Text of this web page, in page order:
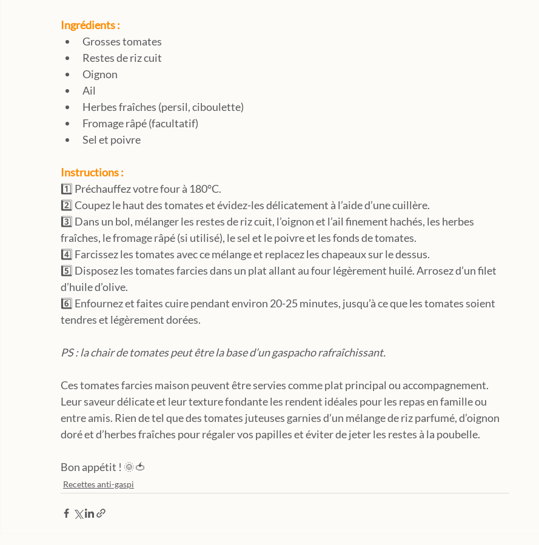
Ingrédients :
Grosses tomates
Restes de riz cuit
Oignon
Ail
Herbes fraîches (persil, ciboulette)
Fromage râpé (facultatif)
Sel et poivre
Instructions :
1️⃣ Préchauffez votre four à 180°C.
2️⃣ Coupez le haut des tomates et évidez-les délicatement à l’aide d’une cuillère.
3️⃣ Dans un bol, mélanger les restes de riz cuit, l’oignon et l’ail finement hachés, les herbes
fraîches, le fromage râpé (si utilisé), le sel et le poivre et les fonds de tomates.
4️⃣ Farcissez les tomates avec ce mélange et replacez les chapeaux sur le dessus.
5️⃣ Disposez les tomates farcies dans un plat allant au four légèrement huilé. Arrosez d’un filet
d’huile d’olive.
6️⃣ Enfournez et faites cuire pendant environ 20-25 minutes, jusqu’à ce que les tomates soient
tendres et légèrement dorées.
PS : la chair de tomates peut être la base d’un gaspacho rafraîchissant.
Ces tomates farcies maison peuvent être servies comme plat principal ou accompagnement.
Leur saveur délicate et leur texture fondante les rendent idéales pour les repas en famille ou
entre amis. Rien de tel que des tomates juteuses garnies d’un mélange de riz parfumé, d’oignon
doré et d’herbes fraîches pour régaler vos papilles et éviter de jeter les restes à la poubelle.
Bon appétit ! 🌞🍅
Recettes anti-gaspi